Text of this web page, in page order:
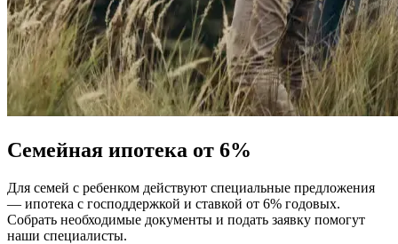
Семейная ипотека от 6%
Для семей с ребенком действуют специальные предложения
— ипотека с господдержкой и ставкой от 6% годовых.
Собрать необходимые документы и подать заявку помогут
наши специалисты.